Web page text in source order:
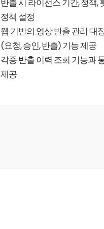
반출 시 라이선스 기간, 정책,
정책 설정
웹 기반의 영상 반출 관리 대
(요청, 승인, 반출) 기능 제공
각종 반출 이력 조회 기능과
제공